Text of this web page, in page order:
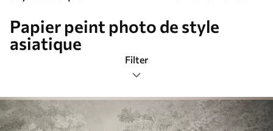
Papier peint photo de style
asiatique
Filter
Étiquettes de design
Format de l’image